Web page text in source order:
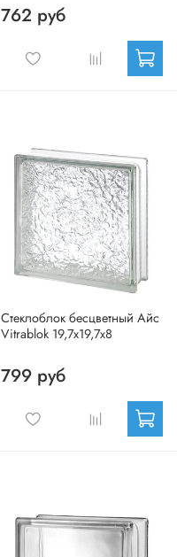
762 руб
Стеклоблок бесцветный Айс
Vitrablok 19,7x19,7x8
799 руб